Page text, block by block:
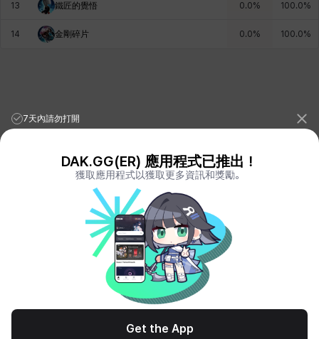
青燕 馬庫斯 鼻荊
13 鐵匠的覺悟 0.0% 100.0%
14 金剛碎片 0.0% 100.0%
League of Legends StatsPORO.GG
Teamfight Tactics Stats
LOLCHESS.GG
VALORANT.DAK.GG
PUBG.DAK.GG
Eternal Return StatsER.DAK.GG
Genshin Impact Stats
GENSHIN.DAK.GG
DEADLOCK.DAK.GG
Terms of Service Privacy Notice
© All Rights Reserved. Hosted by PlayXP Inc. Eternal Return and all related
7天內請勿打開
DAK.GG(ER) 應用程式已推出！
獲取應用程式以獲取更多資訊和獎勵。
Get the App